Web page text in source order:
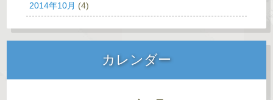
2014年10月 (4)
カレンダー